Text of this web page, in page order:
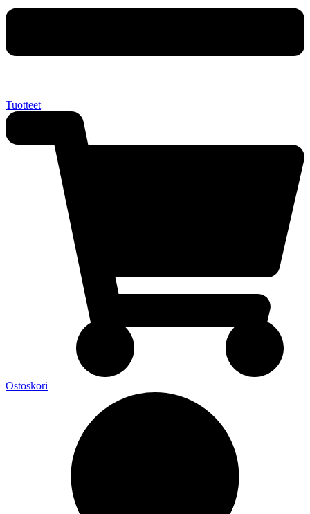
Tuotteet
Ostoskori